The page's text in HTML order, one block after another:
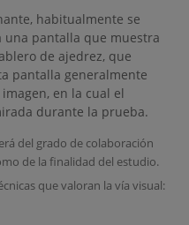
habitualmente se
una pantalla que muestra
de ajedrez, que
pantalla generalmente
en la cual el
durante la prueba.
del grado de colaboración
de la finalidad del estudio.
que valoran la vía visual: